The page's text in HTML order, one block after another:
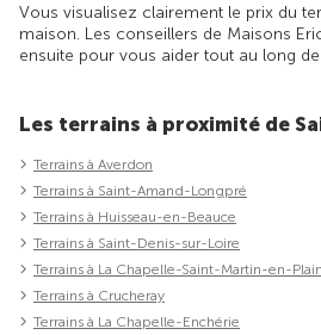
Vous visualisez clairement le prix du
maison. Les conseillers de Maisons
ensuite pour vous aider tout au long
Les terrains à proximité de
Terrains à Averdon
Terrains à Saint-Amand-Longpré
Terrains à Huisseau-en-Beauce
Terrains à Saint-Denis-sur-Loire
Terrains à La Chapelle-Saint-Martin-en-
Terrains à Crucheray
Terrains à La Chapelle-Enchérie